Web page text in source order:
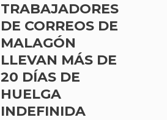
TRABAJADORES
DE CORREOS DE
MALAGÓN
LLEVAN MÁS DE
20 DÍAS DE
HUELGA
INDEFINIDA